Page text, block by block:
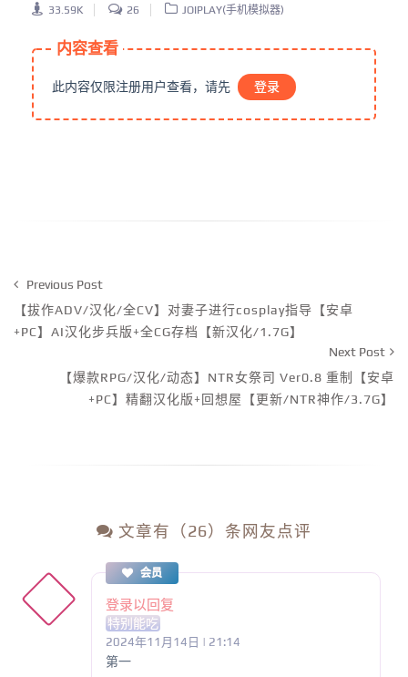
33.59K 26 JOIPLAY(手机模拟器)
内容查看
此内容仅限注册用户查看，请先 登录
Previous Post
【拔作ADV/汉化/全CV】对妻子进行cosplay指导【安卓
+PC】AI汉化步兵版+全CG存档【新汉化/1.7G】
Next Post
【爆款RPG/汉化/动态】NTR女祭司 Ver0.8 重制【安卓
+PC】精翻汉化版+回想屋【更新/NTR神作/3.7G】
文章有（26）条网友点评
会员
登录以回复
特别能吃
2024年11月14日 | 21:14
第一